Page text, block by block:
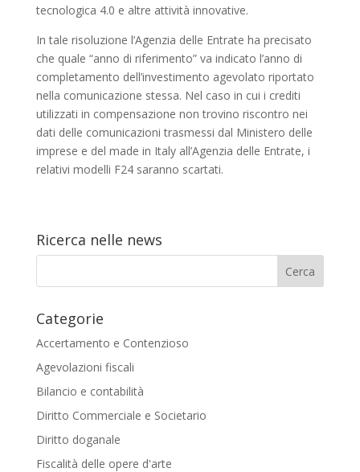
tecnologica 4.0 e altre attività innovative.
In tale risoluzione l’Agenzia delle Entrate ha precisato
che quale “anno di riferimento” va indicato l’anno di
completamento dell’investimento agevolato riportato
nella comunicazione stessa. Nel caso in cui i crediti
utilizzati in compensazione non trovino riscontro nei
dati delle comunicazioni trasmessi dal Ministero delle
imprese e del made in Italy all’Agenzia delle Entrate, i
relativi modelli F24 saranno scartati.
Ricerca nelle news
Categorie
Accertamento e Contenzioso
Agevolazioni fiscali
Bilancio e contabilità
Diritto Commerciale e Societario
Diritto doganale
Fiscalità delle opere d'arte